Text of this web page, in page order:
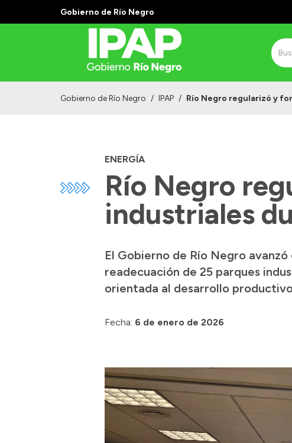
Gobierno de Río Negro
Gobierno de Río Negro / IPAP / Río Negro regularizó y
ENERGÍA
Río Negro
industriales
El Gobierno de Río Negro
readecuación de 25 parques
orientada al desarrollo
Fecha: 6 de enero de 2026